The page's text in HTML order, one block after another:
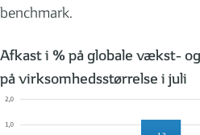
benchmark.
Afkast i % på globale vækst-
på virksomhedsstørrelse i juli